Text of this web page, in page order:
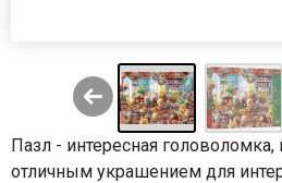
Пазл - интересная
отличным украшением для